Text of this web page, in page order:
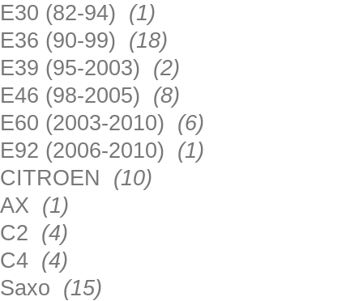
E30 (82-94) (1)
E36 (90-99) (18)
E39 (95-2003) (2)
E46 (98-2005) (8)
E60 (2003-2010) (6)
E92 (2006-2010) (1)
CITROEN (10)
AX (1)
C2 (4)
C4 (4)
Saxo (15)